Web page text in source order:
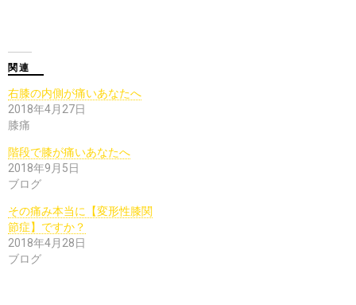
関連
右膝の内側が痛いあなたへ
2018年4月27日
膝痛
階段で膝が痛いあなたへ
2018年9月5日
ブログ
その痛み本当に【変形性膝関
節症】ですか？
2018年4月28日
ブログ